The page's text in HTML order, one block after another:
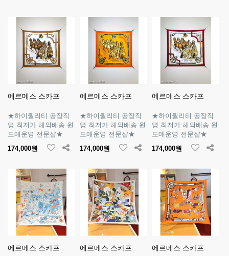
에르메스 스카프
★하이퀄리티 공장직
영 최저가 해외배송 원
도매운영 전문샵★
174,000원
에르메스 스카프
★하이퀄리티 공장직
영 최저가 해외배송 원
도매운영 전문샵★
174,000원
에르메스 스카프
★하이퀄리티 공장직
영 최저가 해외배송 원
도매운영 전문샵★
174,000원
에르메스 스카프 에르메스 스카프 에르메스 스카프